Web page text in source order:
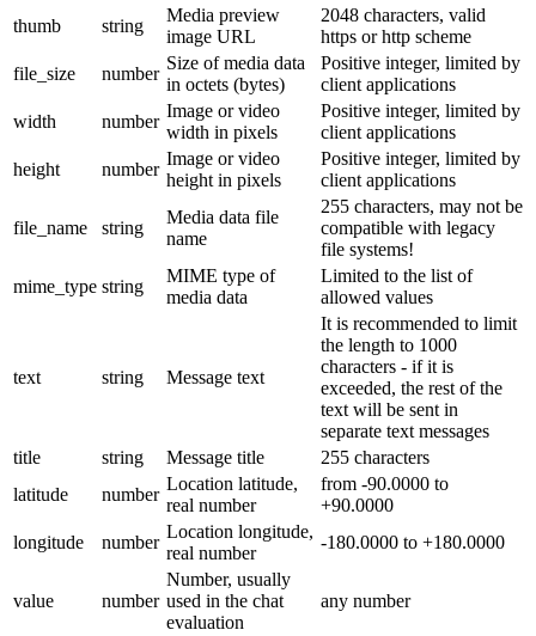
thumb
string
Media preview
image URL
2048 characters, valid
https or http scheme
file_size
number
Size of media data
in octets (bytes)
Positive integer, limited by
client applications
width
number
Image or video
width in pixels
Positive integer, limited by
client applications
height
number
Image or video
height in pixels
Positive integer, limited by
client applications
file_name string
Media data file
name
255 characters, may not be
compatible with legacy
file systems!
mime_type string
MIME type of
media data
Limited to the list of
allowed values
text string Message text
It is recommended to limit
the length to 1000
characters - if it is
exceeded, the rest of the
text will be sent in
separate text messages
title
string Message title
255 characters
latitude
number
Location latitude,
real number
from -90.0000 to
+90.0000
longitude
number
Location longitude,
real number
-180.0000 to +180.0000
value number
Number, usually
used in the chat
evaluation
any number